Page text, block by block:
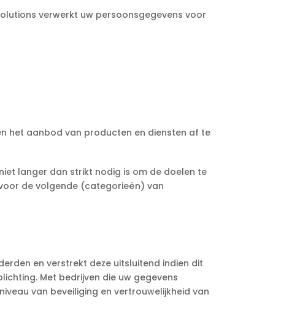
Solutions verwerkt uw persoonsgegevens voor
het aanbod van producten en diensten af te
langer dan strikt nodig is om de doelen te
de volgende (categorieën) van
en verstrekt deze uitsluitend indien dit
Met bedrijven die uw gegevens
van beveiliging en vertrouwelijkheid van